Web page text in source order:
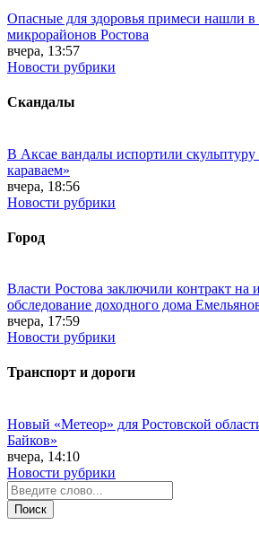
Опасные для здоровья примеси нашли в
микрорайонов Ростова
вчера, 13:57
Новости рубрики
Скандалы
В Аксае вандалы испортили
караваем»
вчера, 18:56
Новости рубрики
Город
Власти Ростова заключили контракт на
обследование доходного дома
вчера, 17:59
Новости рубрики
Транспорт и дороги
Новый «Метеор» для Ростовской
Байков»
вчера, 14:10
Новости рубрики